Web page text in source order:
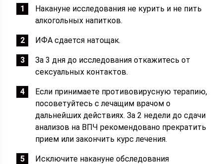
Накануне исследования не курить и не пить
алкогольных напитков.
ИФА сдается натощак.
За 3 дня до исследования откажитесь от
сексуальных контактов.
Если принимаете противовирусную терапию,
посоветуйтесь с лечащим врачом о
дальнейших действиях. За 2 недели до сдачи
анализов на ВПЧ рекомендовано прекратить
прием или закончить курс лечения.
Исключите накануне обследования